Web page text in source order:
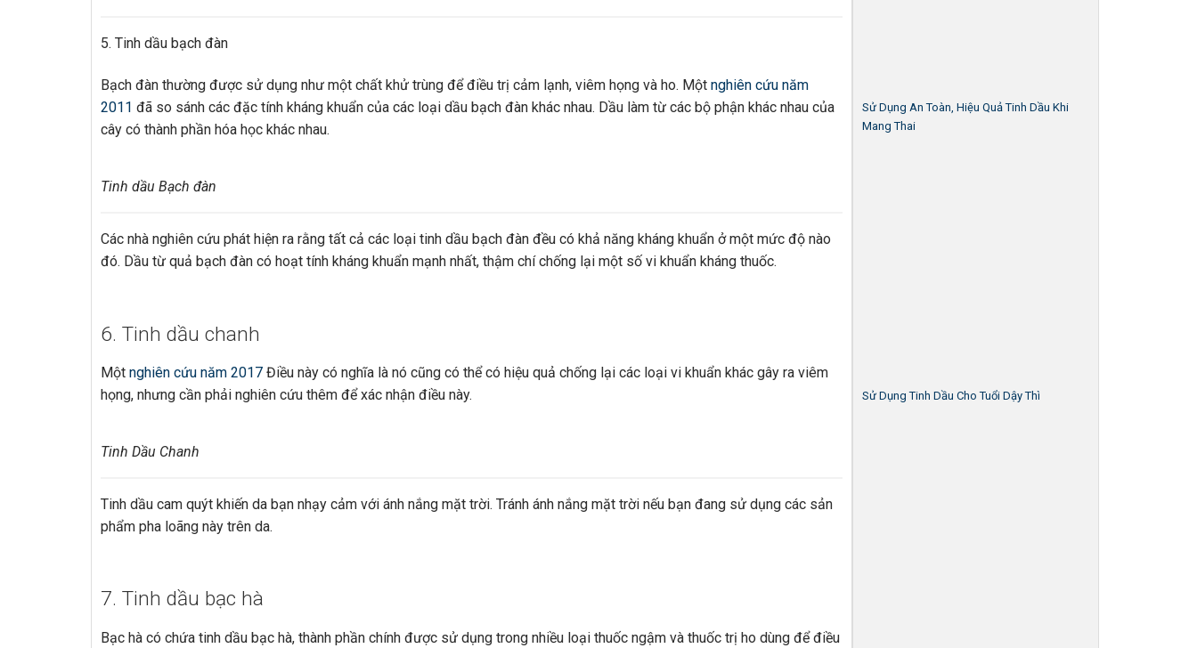
5. Tinh dầu bạch đàn
Bạch đàn thường được sử dụng như một chất khử trùng để điều trị cảm lạnh, viêm họng và ho. Một nghiên cứu năm
2011 đã so sánh các đặc tính kháng khuẩn của các loại dầu bạch đàn khác nhau. Dầu làm từ các bộ phận khác nhau của
cây có thành phần hóa học khác nhau.
Tinh dầu Bạch đàn
Các nhà nghiên cứu phát hiện ra rằng tất cả các loại tinh dầu bạch đàn đều có khả năng kháng khuẩn ở một mức độ nào
đó. Dầu từ quả bạch đàn có hoạt tính kháng khuẩn mạnh nhất, thậm chí chống lại một số vi khuẩn kháng thuốc.
6. Tinh dầu chanh
Một nghiên cứu năm 2017 Điều này có nghĩa là nó cũng có thể có hiệu quả chống lại các loại vi khuẩn khác gây ra viêm
họng, nhưng cần phải nghiên cứu thêm để xác nhận điều này.
Tinh Dầu Chanh
Tinh dầu cam quýt khiến da bạn nhạy cảm với ánh nắng mặt trời. Tránh ánh nắng mặt trời nếu bạn đang sử dụng các sản
phẩm pha loãng này trên da.
7. Tinh dầu bạc hà
Bạc hà có chứa tinh dầu bạc hà, thành phần chính được sử dụng trong nhiều loại thuốc ngậm và thuốc trị ho dùng để điều
Sử Dụng An Toàn, Hiệu Quả Tinh Dầu Khi
Mang Thai
Sử Dụng Tinh Dầu Cho Tuổi Dậy Thì